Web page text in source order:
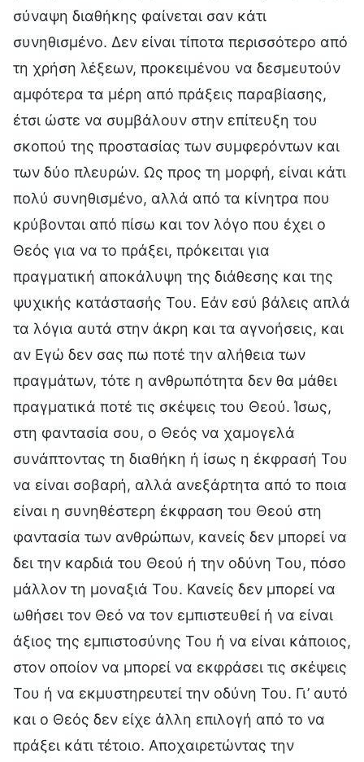
σύναψη διαθήκης φαίνεται σαν κάτι
συνηθισμένο. Δεν είναι τίποτα περισσότερο από
τη χρήση λέξεων, προκειμένου να δεσμευτούν
αμφότερα τα μέρη από πράξεις παραβίασης,
έτσι ώστε να συμβάλουν στην επίτευξη του
σκοπού της προστασίας των συμφερόντων και
των δύο πλευρών. Ως προς τη μορφή, είναι κάτι
πολύ συνηθισμένο, αλλά από τα κίνητρα που
κρύβονται από πίσω και τον λόγο που έχει ο
Θεός για να το πράξει, πρόκειται για
πραγματική αποκάλυψη της διάθεσης και της
ψυχικής κατάστασής Του. Εάν εσύ βάλεις απλά
τα λόγια αυτά στην άκρη και τα αγνοήσεις, και
αν Εγώ δεν σας πω ποτέ την αλήθεια των
πραγμάτων, τότε η ανθρωπότητα δεν θα μάθει
πραγματικά ποτέ τις σκέψεις του Θεού. Ίσως,
στη φαντασία σου, ο Θεός να χαμογελά
συνάπτοντας τη διαθήκη ή ίσως η έκφρασή Του
να είναι σοβαρή, αλλά ανεξάρτητα από το ποια
είναι η συνηθέστερη έκφραση του Θεού στη
φαντασία των ανθρώπων, κανείς δεν μπορεί να
δει την καρδιά του Θεού ή την οδύνη Του, πόσο
μάλλον τη μοναξιά Του. Κανείς δεν μπορεί να
ωθήσει τον Θεό να τον εμπιστευθεί ή να είναι
άξιος της εμπιστοσύνης Του ή να είναι κάποιος,
στον οποίον να μπορεί να εκφράσει τις σκέψεις
Του ή να εκμυστηρευτεί την οδύνη Του. Γι’ αυτό
και ο Θεός δεν είχε άλλη επιλογή από το να
πράξει κάτι τέτοιο. Αποχαιρετώντας την